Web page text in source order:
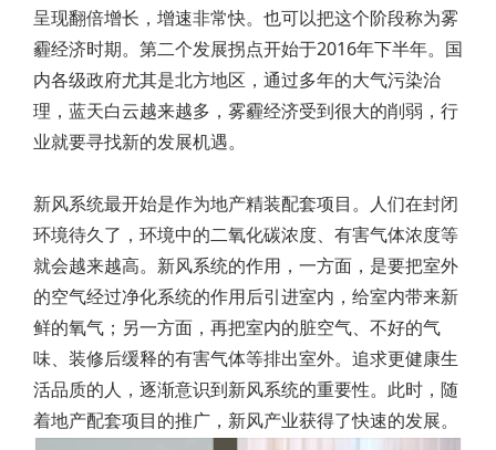
呈现翻倍增长，增速非常快。也可以把这个阶段称为雾
霾经济时期。第二个发展拐点开始于2016年下半年。国
内各级政府尤其是北方地区，通过多年的大气污染治
理，蓝天白云越来越多，雾霾经济受到很大的削弱，行
业就要寻找新的发展机遇。
新风系统最开始是作为地产精装配套项目。人们在封闭
环境待久了，环境中的二氧化碳浓度、有害气体浓度等
就会越来越高。新风系统的作用，一方面，是要把室外
的空气经过净化系统的作用后引进室内，给室内带来新
鲜的氧气；另一方面，再把室内的脏空气、不好的气
味、装修后缓释的有害气体等排出室外。追求更健康生
活品质的人，逐渐意识到新风系统的重要性。此时，随
着地产配套项目的推广，新风产业获得了快速的发展。